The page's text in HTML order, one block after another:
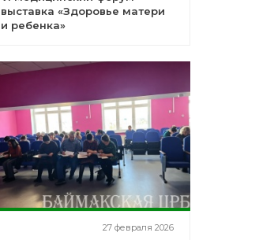
выставка «Здоровье матери
и ребенка»
27 февраля 2026